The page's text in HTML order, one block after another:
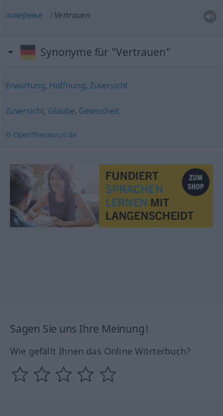
поверење Vertrauen
Synonyme für "Vertrauen"
Erwartung, Hoffnung, Zuversicht
Zuversicht, Glaube, Gewissheit
© OpenThesaurus.de
Sagen Sie uns Ihre Meinung!
Wie gefällt Ihnen das Online Wörterbuch?